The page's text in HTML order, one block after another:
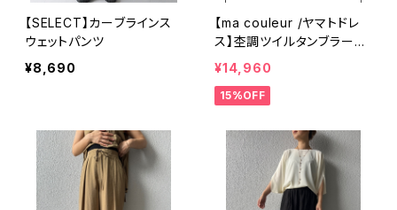
【SELECT】カーブラインス
ウェットパンツ
¥8,690
【ma couleur /ヤマトドレ
ス】杢調ツイルタンブラース
トレートワイドパンツ J-4
402
¥14,960
15%OFF